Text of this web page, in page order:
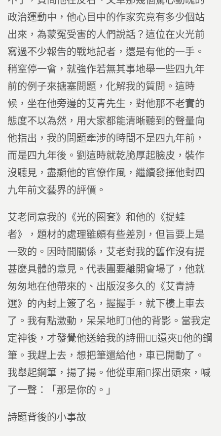
政治運動中，他心目中的作家究竟有多少個站
出來，為蒙冤受害的人們說話？這位在火光前
寫過不少報告的戰地記者，還是有他的一手。
稍窒停一會，就強作若無其事地舉一些四九年
前的例子來搪塞問題，化解我的質問。這時
候，坐在他旁邊的艾青先生，對他那不老實的
態度不以為然，用大家都能清晰聽到的聲量向
他指出，我的問題牽涉的時間不是四九年前，
而是四九年後。劉這時就乾脆厚起臉皮，裝作
沒聽見，盡顯他的官僚作風，繼續發揮他對四
九年前文藝界的評價。
艾老同意我的《光的圈套》和他的《捉蛙
者》，題材的處理雖頗有些差別，但旨要上是
一致的。因時間關係，艾老對我的舊作沒有提
甚麼具體的意見。代表團要離開會場了，他就
匆匆地在他帶來的、出版沒多久的《艾青詩
選》的內封上簽了名，握握手，就下樓上車去
了。我有點激動，呆呆地盯他的背影。當我定
定神後，才發覺他送給我的詩冊，還夾他的鋼
筆。我趕上去，想把筆還給他，車已開動了。
我舉起鋼筆，揚了揚。他從車廂探出頭來，喊
了一聲：「那是你的。」
詩題背後的小事故